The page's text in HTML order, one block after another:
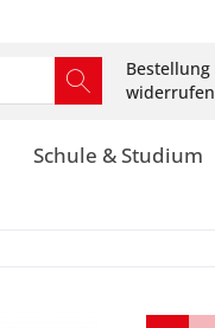
Bestellung
widerrufen
Schule & Studium